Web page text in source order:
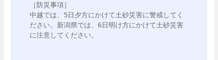
［防災事項］
中越では、5日夕方にかけて土砂災害に警戒してく
ださい。新潟県では、6日明け方にかけて土砂災害
に注意してください。